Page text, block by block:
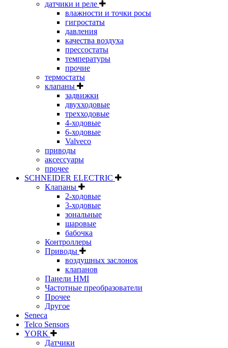
датчики и реле
влажности и точки росы
гигростаты
давления
качества воздуха
прессостаты
температуры
прочие
термостаты
клапаны
задвижки
двухходовые
трехходовые
4-ходовые
6-ходовые
Valveco
приводы
аксессуары
прочее
SCHNEIDER ELECTRIC
Клапаны
2-ходовые
3-ходовые
зональные
шаровые
бабочка
Контроллеры
Приводы
воздушных заслонок
клапанов
Панели HMI
Частотные преобразователи
Прочее
Другое
Seneca
Telco Sensors
YORK
Датчики